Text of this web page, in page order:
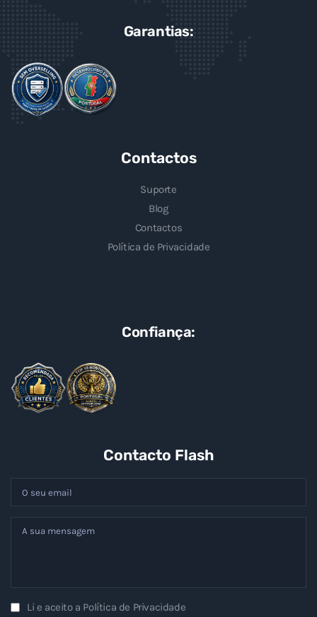
Garantias:
Contactos
Suporte
Blog
Contactos
Política de Privacidade
Confiança:
Contacto Flash
Li e aceito a Política de Privacidade